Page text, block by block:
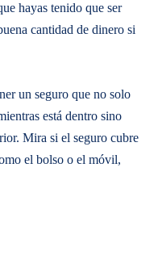
hayas tenido que ser
cantidad de dinero si
un seguro que no solo
está dentro sino
Mira si el seguro cubre
el bolso o el móvil,